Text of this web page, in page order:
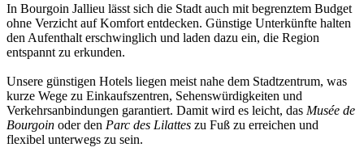
In Bourgoin Jallieu lässt sich die Stadt auch mit begrenztem Budget
ohne Verzicht auf Komfort entdecken. Günstige Unterkünfte halten
den Aufenthalt erschwinglich und laden dazu ein, die Region
entspannt zu erkunden.
Unsere günstigen Hotels liegen meist nahe dem Stadtzentrum, was
kurze Wege zu Einkaufszentren, Sehenswürdigkeiten und
Verkehrsanbindungen garantiert. Damit wird es leicht, das Musée de
Bourgoin oder den Parc des Lilattes zu Fuß zu erreichen und
flexibel unterwegs zu sein.